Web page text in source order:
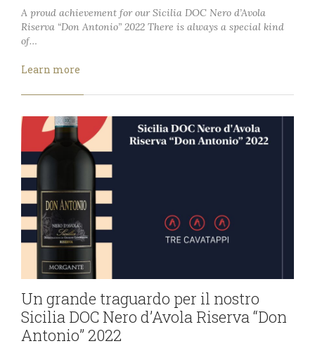
A proud achievement for our Sicilia DOC Nero d’Avola
Riserva “Don Antonio” 2022 There is always a special kind
of…
Learn more
Un grande traguardo per il nostro
Sicilia DOC Nero d’Avola Riserva “Don
Antonio” 2022